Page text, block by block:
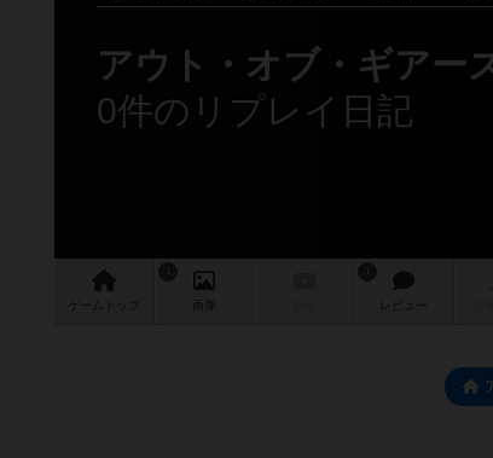
アウト・オブ・ギアー
0件のリプレイ日記
ゲーム 画像 レビュー